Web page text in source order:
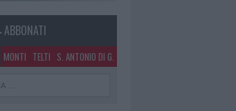
ABBONATI
MONTI TELTI S. ANTONIO DI G.